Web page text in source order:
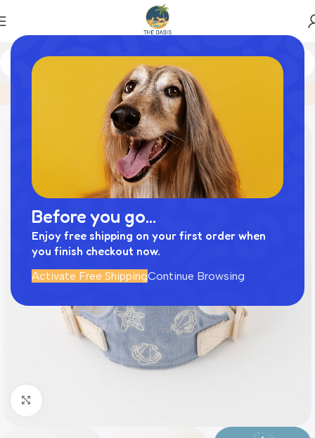
Before you go...
Enjoy free shipping on your first order when
you finish checkout now.
Activate Free ShippingContinue Browsing
Home 冷感シェルヒトデ柄ハーネス+リードSET【名